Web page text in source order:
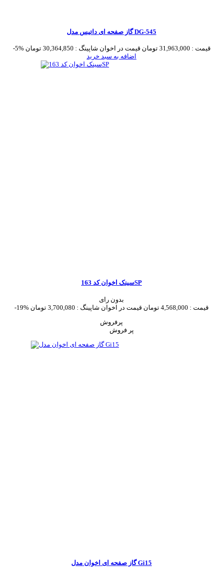
گاز صفحه ای داتیس مدل DG-545
-5% قیمت : 31,963,000 تومان قیمت در اخوان شاپینگ : 30,364,850 تومان
اضافه به سبد خرید
سینک اخوان کد 163SP
بدون رای
-19%
قیمت : 4,568,000 تومان قیمت در اخوان شاپینگ : 3,700,080 تومان
پرفروش
گاز صفحه ای اخوان مدل Gi15